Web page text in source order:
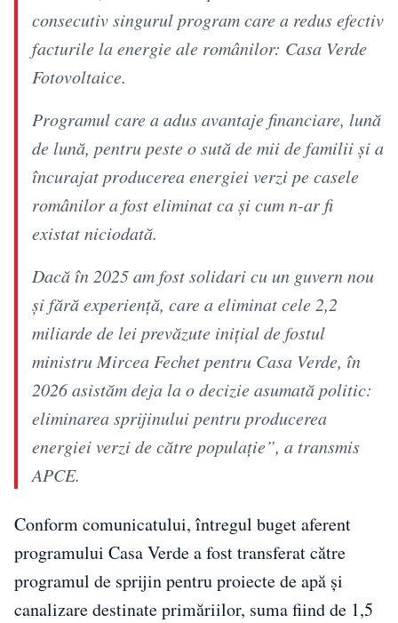
consecutiv singurul program care a redus efectiv
facturile la energie ale românilor: Casa Verde
Fotovoltaice.
Programul care a adus avantaje financiare, lună
de lună, pentru peste o sută de mii de familii și a
încurajat producerea energiei verzi pe casele
românilor a fost eliminat ca și cum n-ar fi
existat niciodată.
Dacă în 2025 am fost solidari cu un guvern nou
și fără experiență, care a eliminat cele 2,2
miliarde de lei prevăzute inițial de fostul
ministru Mircea Fechet pentru Casa Verde, în
2026 asistăm deja la o decizie asumată politic:
eliminarea sprijinului pentru producerea
energiei verzi de către populație”, a transmis
APCE.
Conform comunicatului, întregul buget aferent
programului Casa Verde a fost transferat către
programul de sprijin pentru proiecte de apă și
canalizare destinate primăriilor, suma fiind de 1,5